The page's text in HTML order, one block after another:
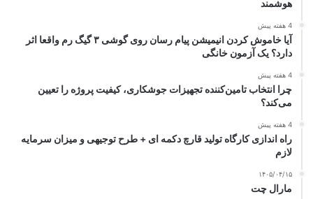
هوشمند
4 هفته پیش
آیا خاموش کردن انیمیشن پیام رسان روی گوشی ۳ گیگ رم واقعا اثر
دارد؟ یک آزمون خانگی
4 هفته پیش
چرا انتخاب تامین‌کننده تجهیزات جوشکاری، کیفیت پروژه را تعیین
می‌کند؟
4 هفته پیش
راه اندازی کارگاه تولید قارچ دکمه ای + طرح توجیهی و میزان سرمایه
لازم
۱۴۰۵/۰۴/۱۵
مارال چت